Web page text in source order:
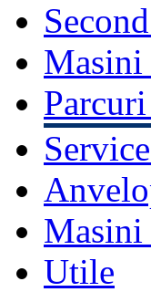
Masini
Masini
Utile